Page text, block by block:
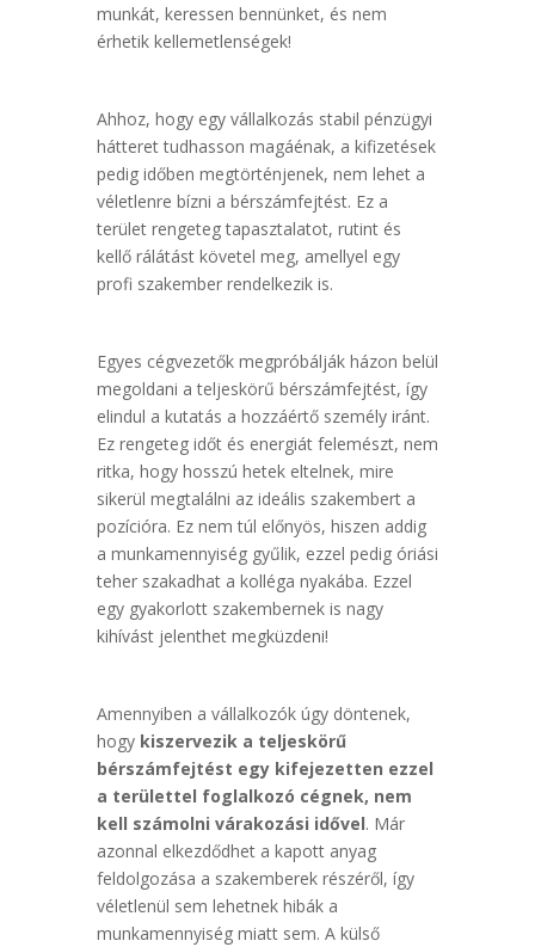
munkát, keressen bennünket, és nem
érhetik kellemetlenségek!
Ahhoz, hogy egy vállalkozás stabil pénzügyi
hátteret tudhasson magáénak, a kifizetések
pedig időben megtörténjenek, nem lehet a
véletlenre bízni a bérszámfejtést. Ez a
terület rengeteg tapasztalatot, rutint és
kellő rálátást követel meg, amellyel egy
profi szakember rendelkezik is.
Egyes cégvezetők megpróbálják házon belül
megoldani a teljeskörű bérszámfejtést, így
elindul a kutatás a hozzáértő személy iránt.
Ez rengeteg időt és energiát felemészt, nem
ritka, hogy hosszú hetek eltelnek, mire
sikerül megtalálni az ideális szakembert a
pozícióra. Ez nem túl előnyös, hiszen addig
a munkamennyiség gyűlik, ezzel pedig óriási
teher szakadhat a kolléga nyakába. Ezzel
egy gyakorlott szakembernek is nagy
kihívást jelenthet megküzdeni!
Amennyiben a vállalkozók úgy döntenek,
hogy kiszervezik a teljeskörű
bérszámfejtést egy kifejezetten ezzel
a területtel foglalkozó cégnek, nem
kell számolni várakozási idővel. Már
azonnal elkezdődhet a kapott anyag
feldolgozása a szakemberek részéről, így
véletlenül sem lehetnek hibák a
munkamennyiség miatt sem. A külső